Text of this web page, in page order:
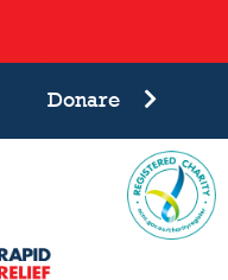
Donare